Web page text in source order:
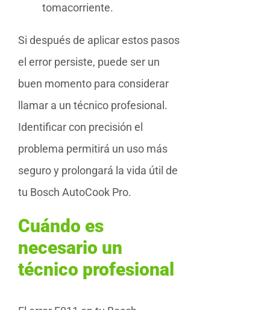
tomacorriente.
Si después de aplicar estos pasos
el error persiste, puede ser un
buen momento para considerar
llamar a un técnico profesional.
Identificar con precisión el
problema permitirá un uso más
seguro y prolongará la vida útil de
tu Bosch AutoCook Pro.
Cuándo es
necesario un
técnico profesional